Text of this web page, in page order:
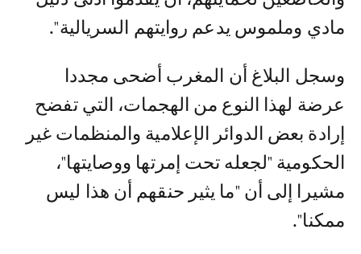
مادي وملموس يدعم روايتهم السريالية".
وسجل البلاغ أن المغرب أضحى مجددا
عرضة لهذا النوع من الهجمات، التي تفضح
إرادة بعض الدوائر الإعلامية والمنظمات غير
الحكومية "لجعله تحت إمرتها ووصايتها"،
مشيرا إلى أن "ما يثير حنقهم أن هذا ليس
ممكنا".